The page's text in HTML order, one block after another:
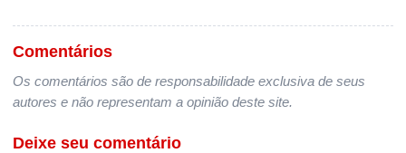
Comentários
Os comentários são de responsabilidade exclusiva de seus
autores e não representam a opinião deste site.
Deixe seu comentário